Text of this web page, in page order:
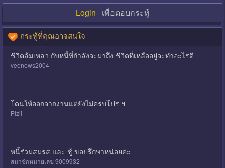
Login เพื่อตอบกระทู้
กระทู้ที่คุณอาจสนใจ
ชีวิตล้มเหลว กับหนี้ที่กำลังจะมาถึง ชีวิตที่เหลืออยู่จะทำอะไรดี
veenews2004
โดนให้ออกจากงานแต่ยังไม่ครบโปร ฯ
Plzii
หนี้ร่วมสมรส และ ชู้ ขอปรึกษาหน่อยค่ะ
สมาชิกหมายเลข 9009932